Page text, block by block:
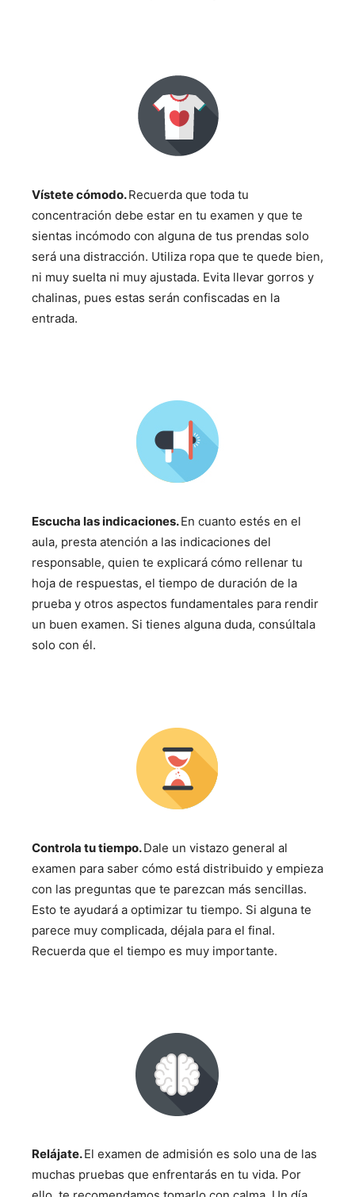
Vístete cómodo.Recuerda que toda tu
concentración debe estar en tu examen y que te
sientas incómodo con alguna de tus prendas solo
será una distracción. Utiliza ropa que te quede bien,
ni muy suelta ni muy ajustada. Evita llevar gorros y
chalinas, pues estas serán confiscadas en la
entrada.
Escucha las indicaciones.En cuanto estés en el
aula, presta atención a las indicaciones del
responsable, quien te explicará cómo rellenar tu
hoja de respuestas, el tiempo de duración de la
prueba y otros aspectos fundamentales para rendir
un buen examen. Si tienes alguna duda, consúltala
solo con él.
Controla tu tiempo.Dale un vistazo general al
examen para saber cómo está distribuido y empieza
con las preguntas que te parezcan más sencillas.
Esto te ayudará a optimizar tu tiempo. Si alguna te
parece muy complicada, déjala para el final.
Recuerda que el tiempo es muy importante.
Relájate.El examen de admisión es solo una de las
muchas pruebas que enfrentarás en tu vida. Por